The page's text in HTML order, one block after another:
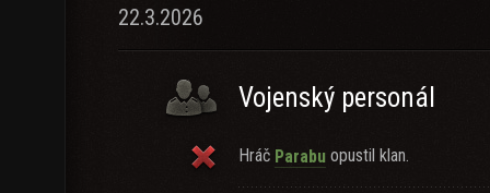
22.3.2026
Vojenský personál
Hráč Parabu opustil klan.